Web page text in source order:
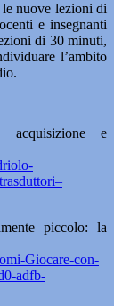
nuove lezioni di
e insegnanti
di 30 minuti,
l’ambito
acquisizione e
piccolo: la
Giocare-con-
adfb-